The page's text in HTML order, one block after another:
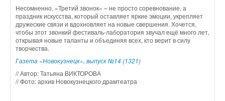
Несомненно, «Третий звонок» – не просто соревнование, а
праздник искусства, который оставляет яркие эмоции, укрепляет
дружеские связи и вдохновляет на новые свершения. Хочется,
чтобы этот звонкий фестиваль-лаборатория звучал ещё много лет,
открывая новые таланты и объединяя всех, кто верит в силу
творчества.
Газета «Новокузнецк», выпуск №14 (1321)
// Автор: Татьяна ВИКТОРОВА
// Фото: архив Новокузнецкого драмтеатра